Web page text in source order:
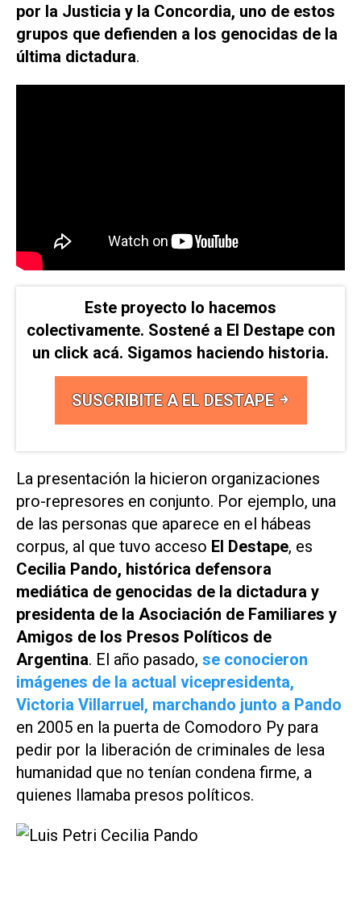
por la Justicia y la Concordia, uno de estos
grupos que defienden a los genocidas de la
última dictadura.
Este proyecto lo hacemos
colectivamente. Sostené a El Destape con
un click acá. Sigamos haciendo historia.
SUSCRIBITE A EL DESTAPE
La presentación la hicieron organizaciones
pro-represores en conjunto. Por ejemplo, una
de las personas que aparece en el hábeas
corpus, al que tuvo acceso El Destape, es
Cecilia Pando, histórica defensora
mediática de genocidas de la dictadura y
presidenta de la Asociación de Familiares y
Amigos de los Presos Políticos de
Argentina. El año pasado, se conocieron
imágenes de la actual vicepresidenta,
Victoria Villarruel, marchando junto a Pando
en 2005 en la puerta de Comodoro Py para
pedir por la liberación de criminales de lesa
humanidad que no tenían condena firme, a
quienes llamaba presos políticos.